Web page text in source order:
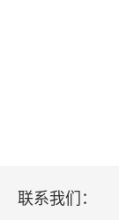
联系我们：